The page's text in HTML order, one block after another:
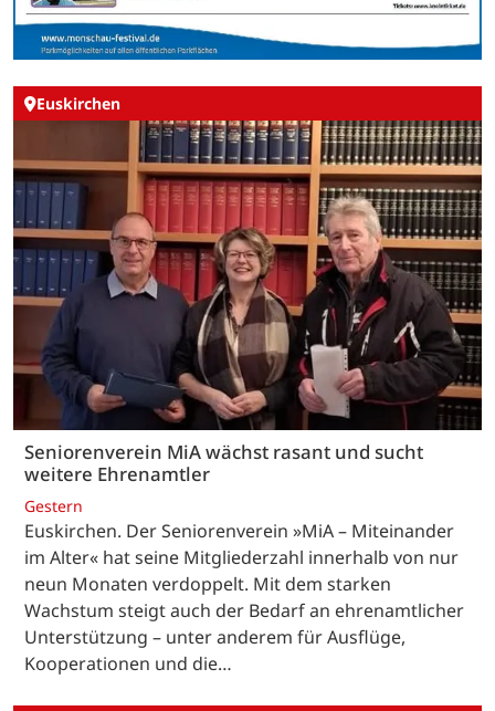
Euskirchen
Seniorenverein MiA wächst rasant und sucht
weitere Ehrenamtler
Gestern
Euskirchen. Der Seniorenverein »MiA – Miteinander
im Alter« hat seine Mitgliederzahl innerhalb von nur
neun Monaten verdoppelt. Mit dem starken
Wachstum steigt auch der Bedarf an ehrenamtlicher
Unterstützung – unter anderem für Ausflüge,
Kooperationen und die…